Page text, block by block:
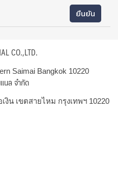
CO.,LTD.
Saimai Bangkok 10220
นล จำกัด
น เขตสายไหม กรุงเทพฯ 10220